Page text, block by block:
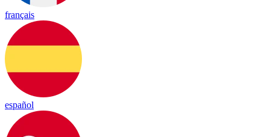
français
español